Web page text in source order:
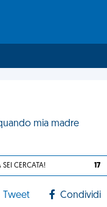
mia madre
SEI CERCATA! 17
Tweet Condividi